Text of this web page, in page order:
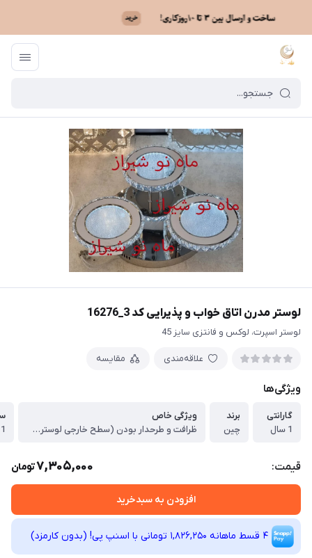
ماه نو / فهرست محصولات
لوستر مدرن اتاق خواب و پذیرایی کد 3_16276
لوستر اسپرت، لوکس و فانتزی سایز 45
علاقه‌مندی مقایسه
ویژگی‌ها
گارانتی
1 سال
برند
چین
ویژگی خاص
ظرافت و طرحدار بودن (سطح خارجی لوستر هر قطعه، از کریستال ظریف درجه 1 سایز 2*2 سانتیمتر استفاده شده.
قیمت: 7,305,000تومان
افزودن به سبدخرید
4 قسط ماهانه 1,826,250 تومانی با اسنپ ‌پی! (بدون کارمزد)